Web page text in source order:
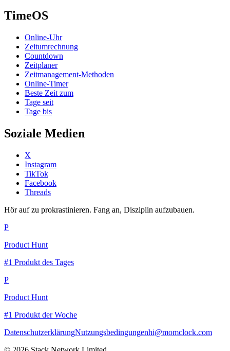
TimeOS
Online-Uhr
Zeitumrechnung
Countdown
Zeitplaner
Zeitmanagement-Methoden
Online-Timer
Beste Zeit zum
Tage seit
Tage bis
Soziale Medien
X
Instagram
TikTok
Facebook
Threads
Hör auf zu prokrastinieren. Fang an, Disziplin aufzubauen.
P
Product Hunt
#1 Produkt des Tages
P
Product Hunt
#1 Produkt der Woche
DatenschutzerklärungNutzungsbedingungenhi@momclock.com